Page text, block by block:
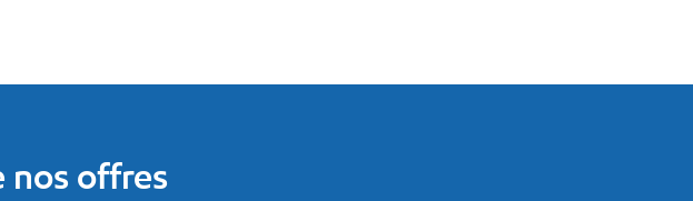
nos offres